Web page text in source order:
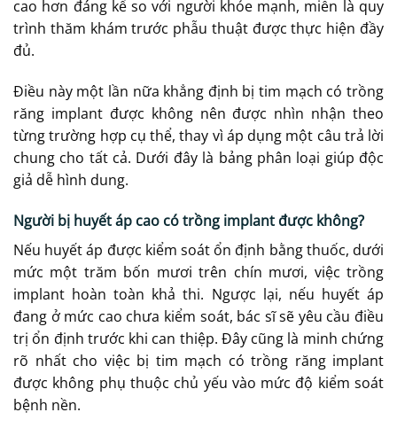
cao hơn đáng kể so với người khỏe mạnh, miễn là quy
trình thăm khám trước phẫu thuật được thực hiện đầy
đủ.
Điều này một lần nữa khẳng định bị tim mạch có trồng
răng implant được không nên được nhìn nhận theo
từng trường hợp cụ thể, thay vì áp dụng một câu trả lời
chung cho tất cả. Dưới đây là bảng phân loại giúp độc
giả dễ hình dung.
Người bị huyết áp cao có trồng implant được không?
Nếu huyết áp được kiểm soát ổn định bằng thuốc, dưới
mức một trăm bốn mươi trên chín mươi, việc trồng
implant hoàn toàn khả thi. Ngược lại, nếu huyết áp
đang ở mức cao chưa kiểm soát, bác sĩ sẽ yêu cầu điều
trị ổn định trước khi can thiệp. Đây cũng là minh chứng
rõ nhất cho việc bị tim mạch có trồng răng implant
được không phụ thuộc chủ yếu vào mức độ kiểm soát
bệnh nền.